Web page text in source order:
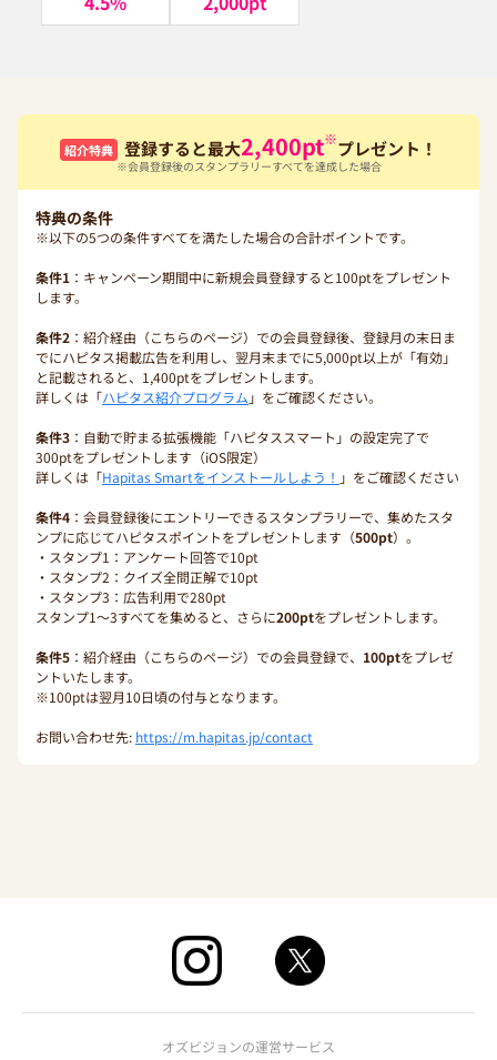
ア）
紹介特典 登録すると最大2,400pt※プレゼント！
※会員登録後のスタンプラリーすべてを達成した場合
特典の条件
※以下の5つの条件すべてを満たした場合の合計ポイントです。
条件1 ：キャンペーン期間中に新規会員登録すると100ptをプレゼント
します。
条件2 ：紹介経由（こちらのページ）での会員登録後、登録月の末日ま
でにハピタス掲載広告を利用し、翌月末までに5,000pt以上が「有効」
と記載されると、1,400ptをプレゼントします。
詳しくは「ハピタス紹介プログラム 」をご確認ください。
条件3 ：自動で貯まる拡張機能「ハピタススマート」の設定完了で
300ptをプレゼントします（iOS限定）
詳しくは「Hapitas Smartをインストールしよう！ 」をご確認ください
条件4 ：会員登録後にエントリーできるスタンプラリーで、集めたスタ
ンプに応じてハピタスポイントをプレゼントします（500pt）。
・スタンプ1：アンケート回答で10pt
・スタンプ2：クイズ全問正解で10pt
・スタンプ3：広告利用で280pt
スタンプ1〜3すべてを集めると、さらに200ptをプレゼントします。
条件5 ：紹介経由（こちらのページ）での会員登録で、 100ptをプレゼ
ントいたします。
※100ptは翌月10日頃の付与となります。
お問い合わせ先: https://m.hapitas.jp/contact
オズビジョンの運営サービス